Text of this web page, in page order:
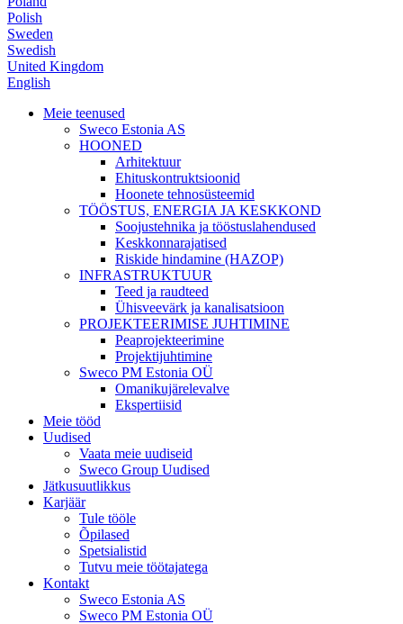
Polish
Sweden
Swedish
United Kingdom
English
Meie teenused
Sweco Estonia AS
HOONED
Arhitektuur
Ehituskontruktsioonid
Hoonete tehnosüsteemid
TÖÖSTUS, ENERGIA JA KESKKOND
Soojustehnika ja tööstuslahendused
Keskkonnarajatised
Riskide hindamine (HAZOP)
INFRASTRUKTUUR
Teed ja raudteed
Ühisveevärk ja kanalisatsioon
PROJEKTEERIMISE JUHTIMINE
Peaprojekteerimine
Projektijuhtimine
Sweco PM Estonia OÜ
Omanikujärelevalve
Ekspertiisid
Meie tööd
Uudised
Vaata meie uudiseid
Sweco Group Uudised
Jätkusuutlikkus
Karjäär
Tule tööle
Õpilased
Spetsialistid
Tutvu meie töötajatega
Kontakt
Sweco Estonia AS
Sweco PM Estonia OÜ